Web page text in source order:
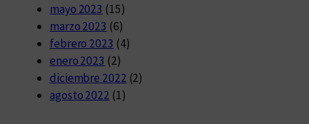
mayo 2023 (15)
marzo 2023 (6)
febrero 2023 (4)
enero 2023 (2)
diciembre 2022 (2)
agosto 2022 (1)